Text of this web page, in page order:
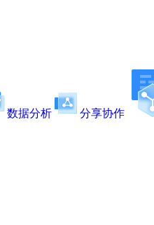
数据分析 分享协作